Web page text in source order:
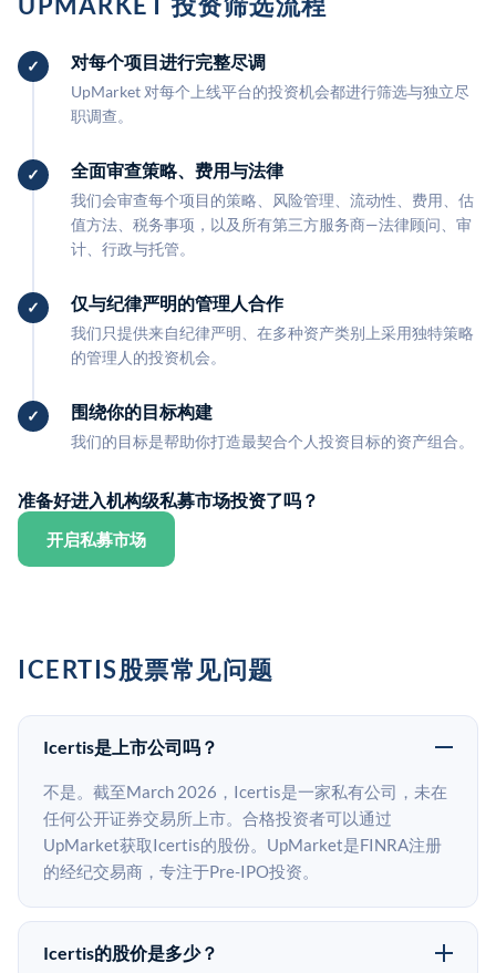
对每个项目进行完整尽调
UpMarket 对每个上线平台的投资机会都进行筛选与独立尽
职调查。
全面审查策略、费用与法律
我们会审查每个项目的策略、风险管理、流动性、费用、估
值方法、税务事项，以及所有第三方服务商—法律顾问、审
计、行政与托管。
仅与纪律严明的管理人合作
我们只提供来自纪律严明、在多种资产类别上采用独特策略
的管理人的投资机会。
围绕你的目标构建
我们的目标是帮助你打造最契合个人投资目标的资产组合。
准备好进入机构级私募市场投资了吗？
开启私募市场
ICERTIS股票常见问题
Icertis是上市公司吗？
不是。截至March 2026，Icertis是一家私有公司，未在
任何公开证券交易所上市。合格投资者可以通过
UpMarket获取Icertis的股份。UpMarket是FINRA注册
的经纪交易商，专注于Pre-IPO投资。
Icertis的股价是多少？